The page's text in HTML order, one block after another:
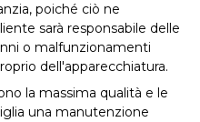
poiché ciò ne
sarà responsabile delle
o malfunzionamenti
dell'apparecchiatura.
la massima qualità e le
una manutenzione